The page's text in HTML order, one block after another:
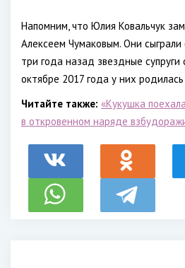
Напомним, что Юлия Ковальчук
Алексеем Чумаковым. Они
три года назад звездные супруги
октябре 2017 года у них
Читайте также: «Кукушка
в откровенном наряде